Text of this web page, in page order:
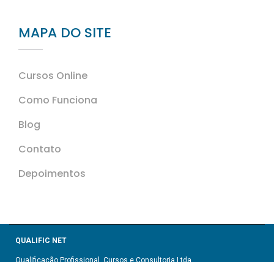
MAPA DO SITE
Cursos Online
Como Funciona
Blog
Contato
Depoimentos
QUALIFIC NET
Qualificação Profissional, Cursos e Consultoria Ltda.